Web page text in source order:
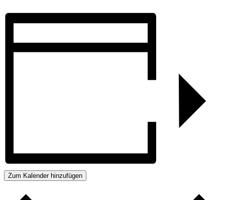
Zum Kalender hinzufügen